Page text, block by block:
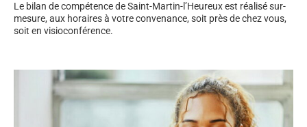
Le bilan de compétence de Saint-Martin-l’Heureux est réalisé sur-
mesure, aux horaires à votre convenance, soit près de chez vous,
soit en visioconférence.